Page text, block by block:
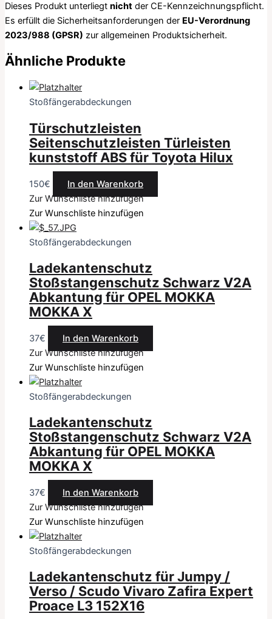
Dieses Produkt unterliegt nicht der CE-Kennzeichnungspflicht.
Es erfüllt die Sicherheitsanforderungen der EU-Verordnung
2023/988 (GPSR) zur allgemeinen Produktsicherheit.
Ähnliche Produkte
Stoßfängerabdeckungen
Türschutzleisten
Seitenschutzleisten Türleisten
kunststoff ABS für Toyota Hilux
150€
In den Warenkorb
Zur Wunschliste hinzufügen
Zur Wunschliste hinzufügen
Stoßfängerabdeckungen
Ladekantenschutz
Stoßstangenschutz Schwarz V2A
Abkantung für OPEL MOKKA
MOKKA X
37€
In den Warenkorb
Zur Wunschliste hinzufügen
Zur Wunschliste hinzufügen
Stoßfängerabdeckungen
Ladekantenschutz
Stoßstangenschutz Schwarz V2A
Abkantung für OPEL MOKKA
MOKKA X
37€
In den Warenkorb
Zur Wunschliste hinzufügen
Zur Wunschliste hinzufügen
Stoßfängerabdeckungen
Ladekantenschutz für Jumpy /
Verso / Scudo Vivaro Zafira Expert
Proace L3 152X16